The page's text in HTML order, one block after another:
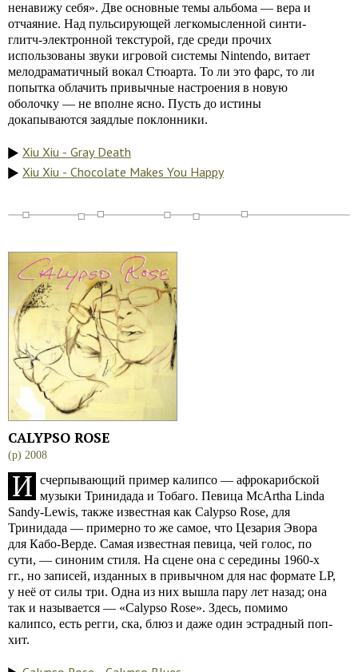
ненавижу себя». Две основные темы альбома — вера и
отчаяние. Над пульсирующей легкомысленной синти-
глитч-электронной текстурой, где среди прочих
использованы звуки игровой системы Nintendo, витает
мелодраматичный вокал Стюарта. То ли это фарс, то ли
попытка облачить привычные настроения в новую
оболочку — не вполне ясно. Пусть до истины
докапываются заядлые поклонники.
Xiu Xiu - Gray Death
Xiu Xiu - Chocolate Makes You Happy
CALYPSO ROSE
(p) 2008
И счерпывающий пример калипсо — афрокарибской
музыки Тринидада и Тобаго. Певица McArtha Linda
Sandy-Lewis, также известная как Calypso Rose, для
Тринидада — примерно то же самое, что Цезария Эвора
для Кабо-Верде. Самая известная певица, чей голос, по
сути, — синоним стиля. На сцене она с середины 1960-х
гг., но записей, изданных в привычном для нас формате LP,
у неё от силы три. Одна из них вышла пару лет назад; она
так и называется — «Calypso Rose». Здесь, помимо
калипсо, есть регги, ска, блюз и даже один эстрадный поп-
хит.